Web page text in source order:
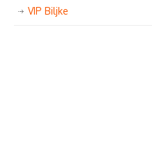
VIP Biljke